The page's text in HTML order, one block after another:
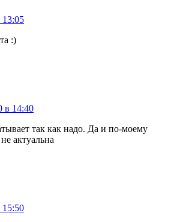
13:05
:)
в 14:40
так как надо. Да и по-моему
актуальна
15:50